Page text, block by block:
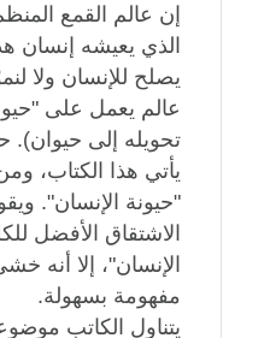
إن عالم القمع
الذي يعيشه إنسان
يصلح للإنسان ولا
عالم يعمل على
تحويله إلى حيوان).
يأتي هذا الكتاب،
"حيونة الإنسان".
الاشتقاق الأفضل
الإنسان"، إلا أنه
مفهومة بسهولة.
يتناول الكاتب